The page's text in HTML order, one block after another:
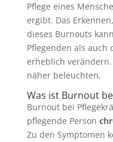
Pflege eines
ergibt. Das
dieses Burnouts
Pflegenden als auch
erheblich verändern.
näher beleuchten.
Was ist Burnout
Burnout bei
pflegende Person
Zu den Symptomen